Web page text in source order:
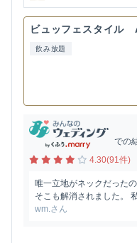
ビュッフェスタイル
飲み放題
での
4.30(91件)
唯一立地がネックだった
そこも解消されました。
wm.さん